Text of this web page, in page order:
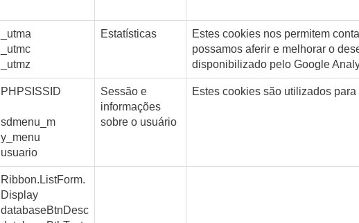
_utma
_utmc
_utmz
Estatísticas
Estes cookies nos permitem
possamos aferir e melhorar o
disponibilizado pelo Google
PHPSISSID
sdmenu_m
y_menu
usuario
Sessão e
informações
sobre o usuário
Estes cookies são utilizados
Ribbon.ListForm.
Display
databaseBtnDesc